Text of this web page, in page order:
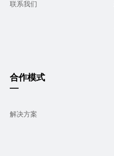
合作模式
—
解决方案
联系我们